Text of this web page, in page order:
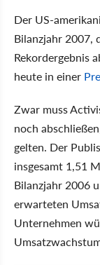
Der US-
Bilanzjahr 2007,
Rekordergebnis
heute in einer
Zwar muss
noch
gelten. Der
insgesamt 1,51
Bilanzjahr 2006
erwarteten
Unternehmen